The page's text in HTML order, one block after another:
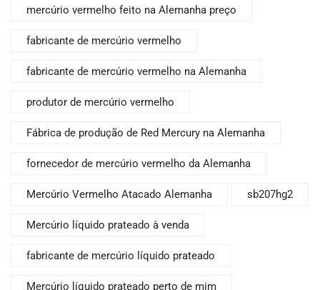
mercúrio vermelho feito na Alemanha preço
fabricante de mercúrio vermelho
fabricante de mercúrio vermelho na Alemanha
produtor de mercúrio vermelho
Fábrica de produção de Red Mercury na Alemanha
fornecedor de mercúrio vermelho da Alemanha
Mercúrio Vermelho Atacado Alemanha sb207hg2
Mercúrio líquido prateado à venda
fabricante de mercúrio líquido prateado
Mercúrio líquido prateado perto de mim